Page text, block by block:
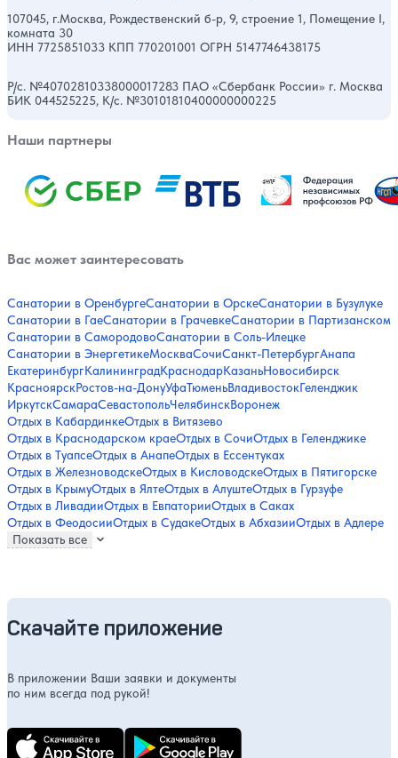
107045, г.Москва, Рождественский б-р, 9, строение 1, Помещение I,
комната 30
ИНН 7725851033 КПП 770201001 ОГРН 5147746438175
Р/с. №40702810338000017283 ПАО «Сбербанк России» г. Москва
БИК 044525225, К/с. №30101810400000000225
Наши партнеры
Вас может заинтересовать
Санатории в ОренбургеСанатории в ОрскеСанатории в Бузулуке
Санатории в ГаеСанатории в ГрачевкеСанатории в Партизанском
Санатории в СамородовоСанатории в Соль-Илецке
Санатории в ЭнергетикеМоскваСочиСанкт-ПетербургАнапа
ЕкатеринбургКалининградКраснодарКазаньНовосибирск
КрасноярскРостов-на-ДонуУфаТюменьВладивостокГеленджик
ИркутскСамараСевастопольЧелябинскВоронеж
Отдых в КабардинкеОтдых в Витязево
Отдых в Краснодарском краеОтдых в СочиОтдых в Геленджике
Отдых в ТуапсеОтдых в АнапеОтдых в Ессентуках
Отдых в ЖелезноводскеОтдых в КисловодскеОтдых в Пятигорске
Отдых в КрымуОтдых в ЯлтеОтдых в АлуштеОтдых в Гурзуфе
Отдых в ЛивадииОтдых в ЕвпаторииОтдых в Саках
Отдых в ФеодосииОтдых в СудакеОтдых в АбхазииОтдых в Адлере
Показать все
Скачайте приложение
В приложении Ваши заявки и документы
по ним всегда под рукой!